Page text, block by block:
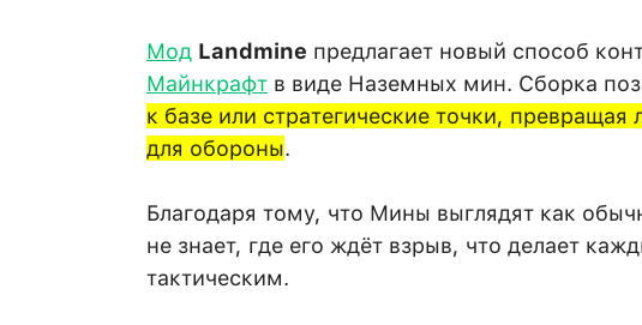
Мод Landmine предлагает новый способ
Майнкрафт в виде Наземных мин. Сборка
к базе или стратегические точки,
для обороны.
Благодаря тому, что Мины выглядят как
не знает, где его ждёт взрыв, что делает
тактическим.